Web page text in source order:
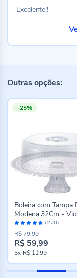
Excelente!!
Outras opções:
-25%
Avaliação:
98%
(270)
Boleira com Tampa
Modena 32Cm -
Transparente
Preço
especial
R$ 59,99
R$ 79,99
5x R$ 11,99